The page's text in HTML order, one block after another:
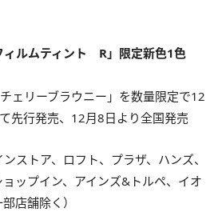
ィルムティント R」限定新色1色
リーブラウニー」を数量限定で12
先行発売、12月8日より全国発売
ストア、ロフト、プラザ、ハンズ、
ップイン、アインズ&トルペ、イオ
店舗除く）